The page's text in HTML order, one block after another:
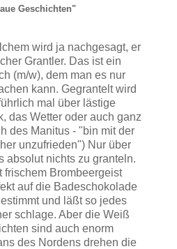
Geschichten"
wird ja nachgesagt, er
Grantler. Das ist ein
(m/w), dem man es nur
kann. Gegrantelt wird
mal über lästige
das Wetter oder auch ganz
des Manitus - "bin mit der
unzufrieden") Nur über
absolut nichts zu granteln.
frischem Brombeergeist
auf die Badeschokolade
und läßt so jedes
schlage. Aber die Weiß
sind auch enorm
des Nordens drehen die